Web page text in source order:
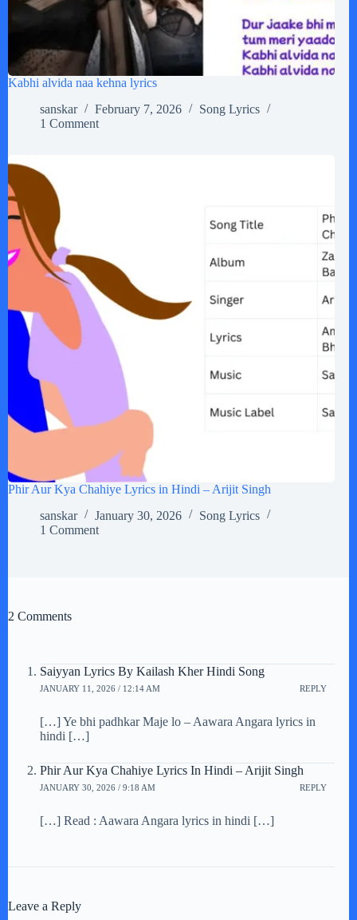
Kabhi alvida naa kehna lyrics
sanskar
February 7, 2026
Song Lyrics
1 Comment
Phir Aur Kya Chahiye Lyrics in Hindi – Arijit Singh
sanskar
January 30, 2026
Song Lyrics
1 Comment
2 Comments
Saiyyan Lyrics By Kailash Kher Hindi Song
JANUARY 11, 2026 / 12:14 AM REPLY
[…] Ye bhi padhkar Maje lo – Aawara Angara lyrics in
hindi […]
Phir Aur Kya Chahiye Lyrics In Hindi – Arijit Singh
JANUARY 30, 2026 / 9:18 AM REPLY
[…] Read : Aawara Angara lyrics in hindi […]
Leave a Reply